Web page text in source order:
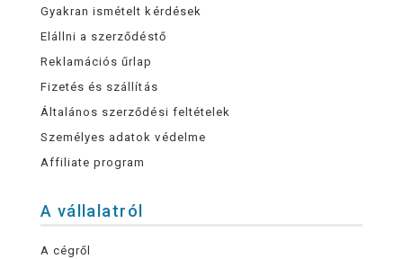
Gyakran ismételt kérdések
Elállni a szerződéstő
Reklamációs űrlap
Fizetés és szállítás
Általános szerződési feltételek
Személyes adatok védelme
Affiliate program
A vállalatról
A cégről